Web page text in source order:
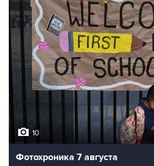
10
Фотохроника 7 августа